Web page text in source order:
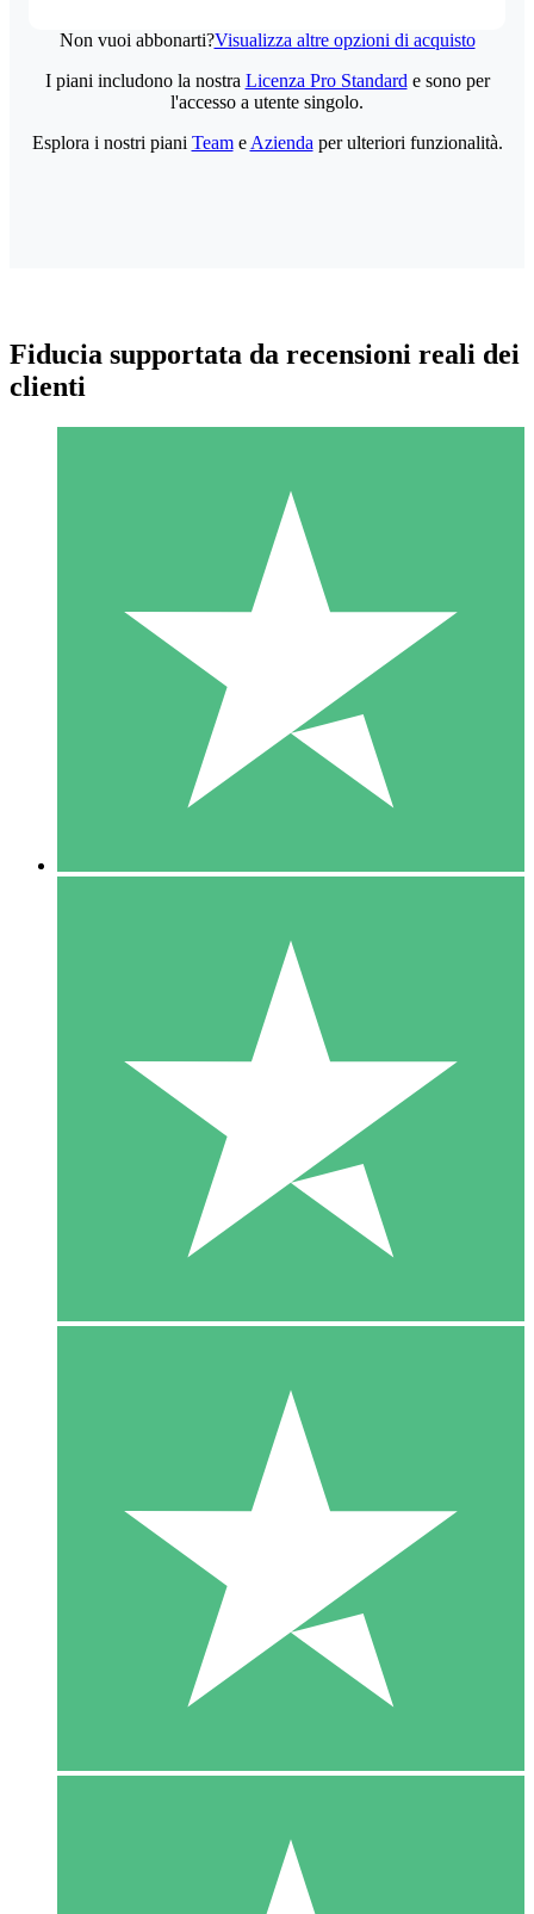
Non vuoi abbonarti?Visualizza altre opzioni di acquisto
Pacchetti di Crediti Individuali
Paga a consumo con crediti di download. Nessun impegno
1 Download
10
US$1500
10 Download
20
I piani includono la nostra Licenza Pro Standard e sono per
l'accesso a utente singolo.
Esplora i nostri piani Teame Azienda per ulteriori funzionalità.
Fiducia supportata da recensioni reali dei
clienti